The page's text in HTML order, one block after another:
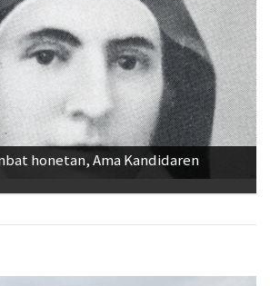
honetan, Ama Kandidaren